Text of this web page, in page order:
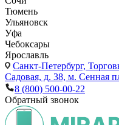
Тюмень
Ульяновск
Уфа
Чебоксары
Ярославль
Санкт-Петербург,
Садовая, д. 38, м. Сенная
8 (800) 500-00-22
Обратный звонок